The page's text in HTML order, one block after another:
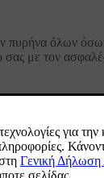
πυρήνα όλων
με τον
ενός Volvo,
με το
του.
μία ζωή.